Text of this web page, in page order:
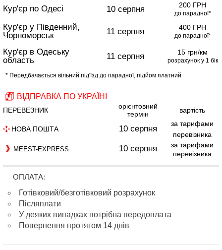
Кур'єр по Одесі
Кур'єр у Південний,
Чорноморськ
Кур'єр в Одеську
область
10 серпня
11 серпня
11 серпня
200 ГРН
до парадної*
400 ГРН
до парадної*
15 грн/км
розрахунок у 1 бік
* Передбачається вільний під'їзд до парадної, підйом платний
ВІДПРАВКА ПО УКРАЇНІ
ПЕРЕВЕЗНИК
орієнтовний
термін
вартість
НОВА ПОШТА 10 серпня
за тарифами
перевізника
MEEST-EXPRESS 10 серпня
за тарифами
перевізника
ОПЛАТА:
Готівковий/безготівковий розрахунок
Післяплати
У деяких випадках потрібна передоплата
Повернення протягом 14 днів